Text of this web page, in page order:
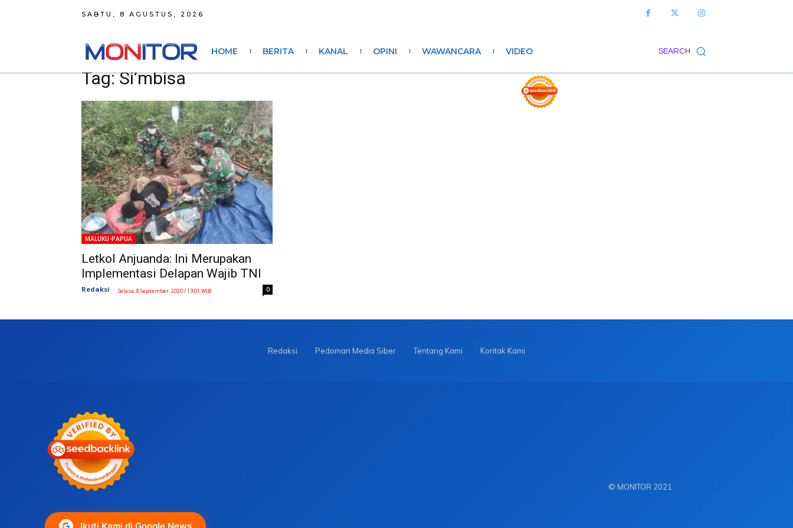
SABTU, 8 AGUSTUS, 2026
SEARCH
HOME BERITA KANAL OPINI WAWANCARA VIDEO
Tag: Si’mbisa
MALUKU-PAPUA
Letkol Anjuanda: Ini Merupakan
Implementasi Delapan Wajib TNI
Redaksi - Selasa, 8 September, 2020 / 13:01 WIB 0
Redaksi Pedoman Media Siber Tentang Kami Kontak Kami
© MONITOR 2021